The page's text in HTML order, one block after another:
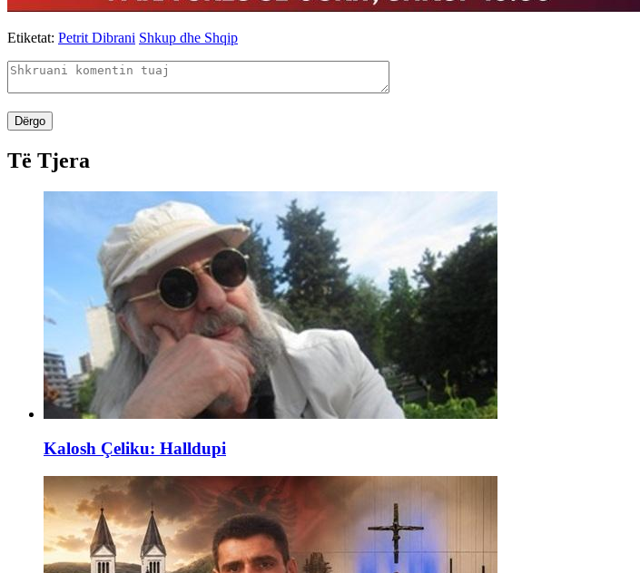
Etiketat: Petrit Dibrani Shkup dhe Shqip
Dërgo
Të Tjera
Kalosh Çeliku: Halldupi